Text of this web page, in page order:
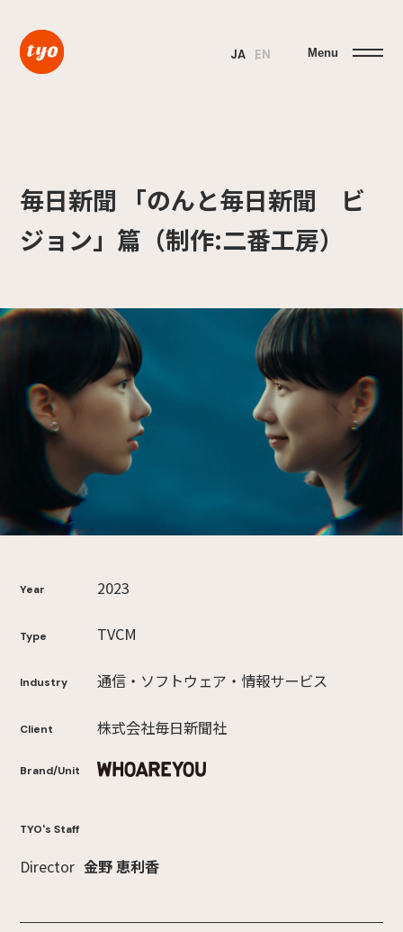
JA EN Menu
毎日新聞 「のんと毎日新聞 ビ
ジョン」篇（制作:二番工房）
Year 2023
Type TVCM
Industry 通信・ソフトウェア・情報サービス
Client 株式会社毎日新聞社
Brand/Unit
TYO's Staff
Director 金野 恵利香